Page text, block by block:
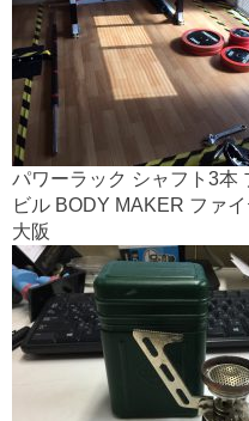
パワーラック シャフト3本
ビル BODY MAKER ファ
大阪